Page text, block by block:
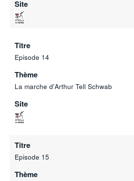
Site
Titre
Episode 14
Thème
La marche d'Arthur Tell Schwab
Site
Titre
Episode 15
Thème